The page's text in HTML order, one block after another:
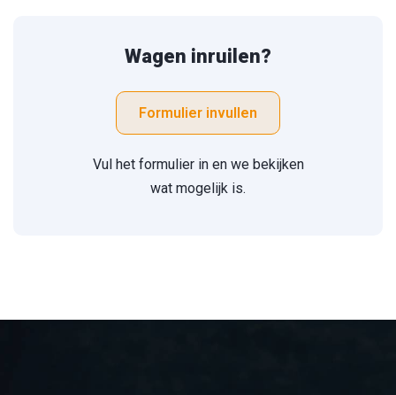
Wagen inruilen?
Formulier invullen
Vul het formulier in en we bekijken
wat mogelijk is.